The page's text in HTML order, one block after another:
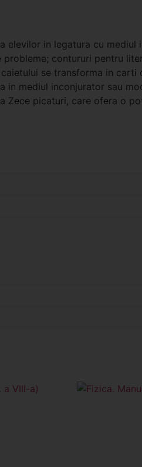
in legatura cu mediul
contururi pentru
se transforma in carti
mediul inconjurator sau
Zece picaturi, care ofera o